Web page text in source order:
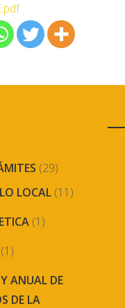
(29)
LOCAL (11)
(1)
(1)
ANUAL DE
DE LA